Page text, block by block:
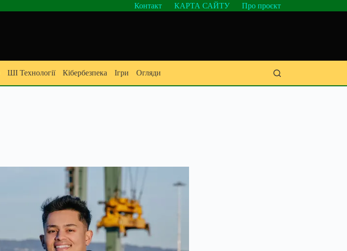
Контакт КАРТА САЙТУ Про проєкт
ШІ Технології Кібербезпека Ігри Огляди